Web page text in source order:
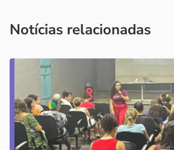
Notícias relacionadas